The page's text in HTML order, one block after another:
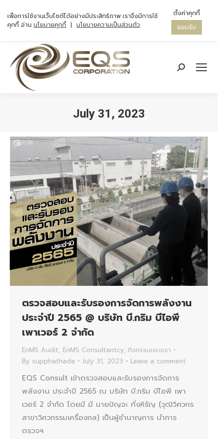
Search:
July 31, 2023
ตรวจสอบและรับรองการจัดการพลังงาน
ประจำปี 2565 @ บริษัท บี.กริม บีไอพี
เพาเวอร์ 2 จำกัด
EnMS Audit, EnMS Consultantcy, กิจกรรมของเรา
By supphathada July 31, 2023 Leave a comment
EQS Consult เข้าตรวจสอบและรับรองการจัดการ
พลังงาน ประจำปี 2565 ณ บริษัท บี.กริม บีไอพี เพา
เวอร์ 2 จำกัด โดยมี มี นายปัญจะ ทั่งหิรัญ (วุฒิวิศวกร
สาขาวิศวกรรมเครื่องกล) เป็นผู้ชำนาญการ นำการ
ตรวจฯ
เพื่อการใช้งานเว็บไซต์ได้อย่างมีประสิทธิภาพ เราจึงมีการใช้
คุกกี้ อ่าน นโยบายคุกกี้ | นโยบายความเป็นส่วนตัว
ตั้งค่าคุกกี้
ยอมรับ